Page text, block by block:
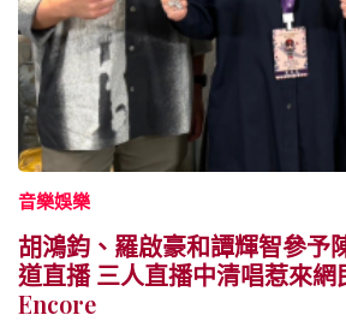
音樂娛樂
胡鴻鈞、羅啟豪和譚輝智參予
道直播 三人直播中清唱惹來網
Encore